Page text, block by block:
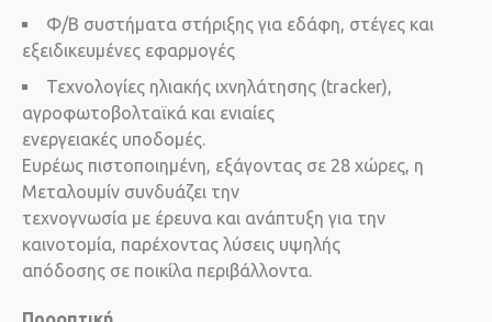
Φ/Β συστήματα στήριξης για εδάφη, στέγες και
εξειδικευμένες εφαρμογές
Τεχνολογίες ηλιακής ιχνηλάτησης (tracker),
αγροφωτοβολταϊκά και ενιαίες
ενεργειακές υποδομές.
Ευρέως πιστοποιημένη, εξάγοντας σε 28 χώρες, η
Μεταλουμίν συνδυάζει την
τεχνογνωσία με έρευνα και ανάπτυξη για την
καινοτομία, παρέχοντας λύσεις υψηλής
απόδοσης σε ποικίλα περιβάλλοντα.